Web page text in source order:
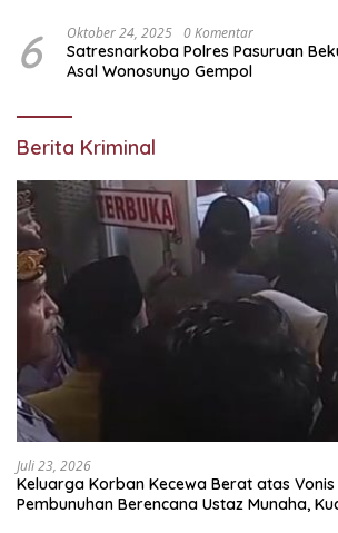
6 Oktober 24, 2025 0 Komentar
Satresnarkoba Polres Pasuruan
Asal Wonosunyo Gempol
Berita Kriminal
Juli 23, 2026
Keluarga Korban Kecewa Berat atas Vonis
Pembunuhan Berencana Ustaz Munaha,